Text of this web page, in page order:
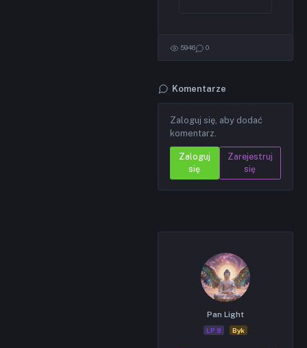
5946 0
Komentarze
Zaloguj się, aby dodać
komentarz.
Zaloguj
się
Zarejestruj
się
Pan Light
LP 9 Byk